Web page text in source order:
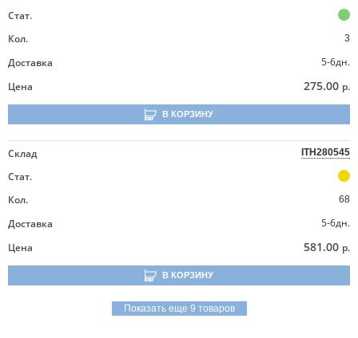
Стат.
Кол.
3
Доставка
5-6дн.
Цена
275.00 р.
В КОРЗИНУ
Склад ITH280545
Стат.
Кол.
68
Доставка
5-6дн.
Цена
581.00 р.
В КОРЗИНУ
Показать еще 9 товаров